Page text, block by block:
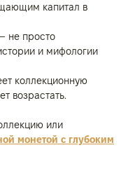
капитал в
не просто
и мифологии
коллекционную
возрастать.
или
монетой с глубоким